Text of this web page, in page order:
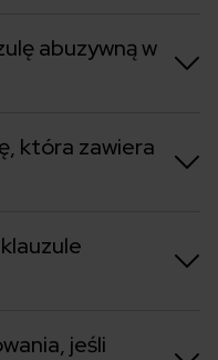
abuzywną w
która zawiera
jeśli